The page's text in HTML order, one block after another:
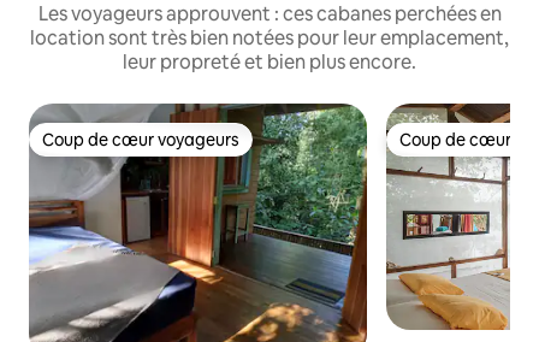
Les voyageurs approuvent : ces cabanes perchées en
location sont très bien notées pour leur emplacement,
leur propreté et bien plus encore.
Coup de cœur voyageurs
Coup de cœur voyageurs Coup de cœur
Coup de cœur